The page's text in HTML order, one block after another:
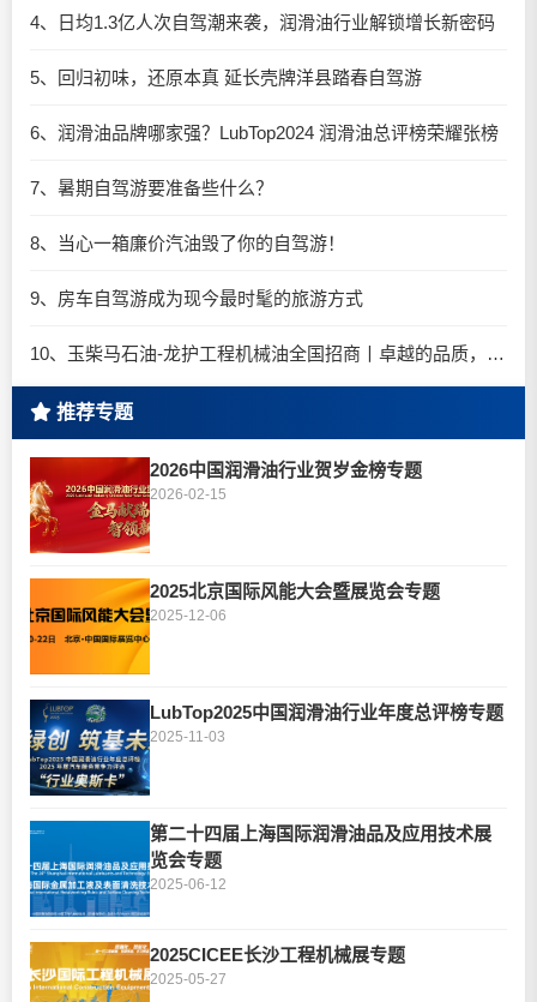
4、日均1.3亿人次自驾潮来袭，润滑油行业解锁增长新密码​
5、回归初味，还原本真 延长壳牌洋县踏春自驾游
6、润滑油品牌哪家强？LubTop2024 润滑油总评榜荣耀张榜
7、暑期自驾游要准备些什么？
8、当心一箱廉价汽油毁了你的自驾游！
9、房车自驾游成为现今最时髦的旅游方式
10、玉柴马石油-龙护工程机械油全国招商丨卓越的品质，专业的品牌！
推荐专题
2026中国润滑油行业贺岁金榜专题
2026-02-15
2025北京国际风能大会暨展览会专题
2025-12-06
LubTop2025中国润滑油行业年度总评榜专题
2025-11-03
第二十四届上海国际润滑油品及应用技术展
览会专题
2025-06-12
2025CICEE长沙工程机械展专题
2025-05-27